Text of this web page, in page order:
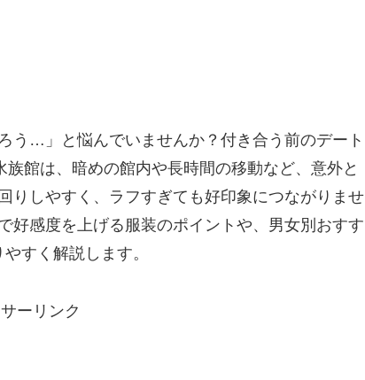
う…」と悩んでいませんか？付き合う前のデート
館は、暗めの館内や長時間の移動など、意外と
りしやすく、ラフすぎても好印象につながりませ
好感度を上げる服装のポイントや、男女別おすす
すく解説します。
ーリンク